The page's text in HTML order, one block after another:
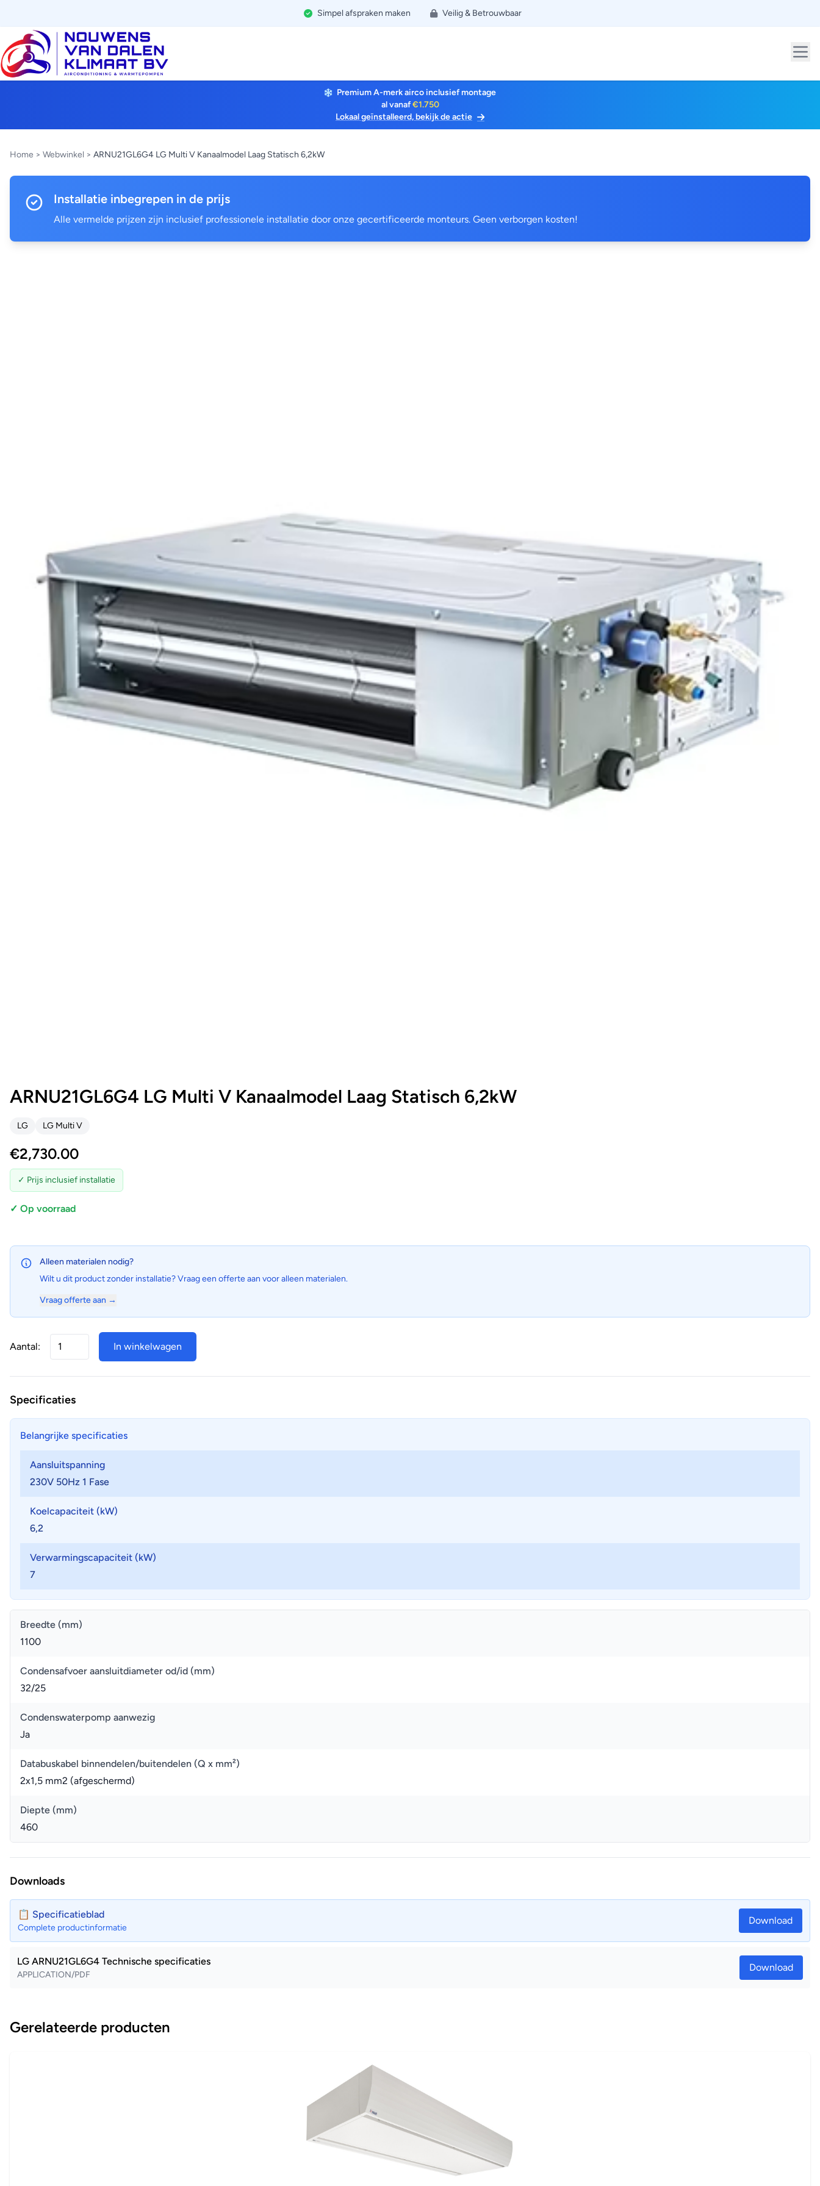
Simpel afspraken maken Veilig & Betrouwbaar
Premium A-merk airco inclusief montage
al vanaf€1.750
Lokaal geïnstalleerd, bekijk de actie
Home > Webwinkel > ARNU21GL6G4 LG Multi V Kanaalmodel Laag Statisch 6,2kW
Installatie inbegrepen in de prijs
Alle vermelde prijzen zijn inclusief professionele installatie door onze gecertificeerde monteurs. Geen verborgen kosten!
ARNU21GL6G4 LG Multi V Kanaalmodel Laag Statisch 6,2kW
LG LG Multi V
€2,730.00
✓ Prijs inclusief installatie
✓ Op voorraad
Alleen materialen nodig?
Wilt u dit product zonder installatie? Vraag een offerte aan voor alleen materialen.
Vraag offerte aan →
Aantal: In winkelwagen
Specificaties
Belangrijke specificaties
Aansluitspanning
230V 50Hz 1 Fase
Koelcapaciteit (kW)
6,2
Verwarmingscapaciteit (kW)
7
Breedte (mm)
1100
Condensafvoer aansluitdiameter od/id (mm)
32/25
Condenswaterpomp aanwezig
Ja
Databuskabel binnendelen/buitendelen (Q x mm²)
2x1,5 mm2 (afgeschermd)
Diepte (mm)
460
Downloads
📋 Specificatieblad
Complete productinformatie
Download
LG ARNU21GL6G4 Technische specificaties
APPLICATION/PDF
Download
Gerelateerde producten